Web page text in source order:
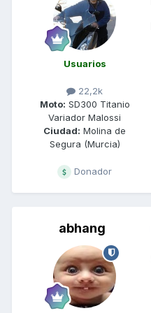
Usuarios
22,2k
Moto: SD300 Titanio
Variador Malossi
Ciudad: Molina de
Segura (Murcia)
Donador
abhang